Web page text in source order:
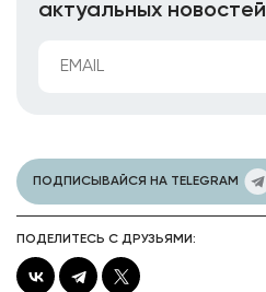
актуальных новостей
ПОДПИСЫВАЙСЯ НА TELEGRAM
ПОДЕЛИТЕСЬ С ДРУЗЬЯМИ: